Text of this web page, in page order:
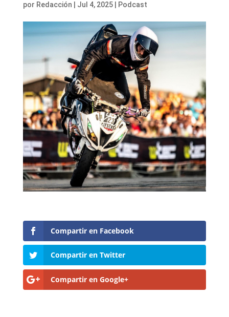
por Redacción Jul 4, 2025| Podcast
Compartir en Facebook
Compartir en Twitter
Compartir en Google+